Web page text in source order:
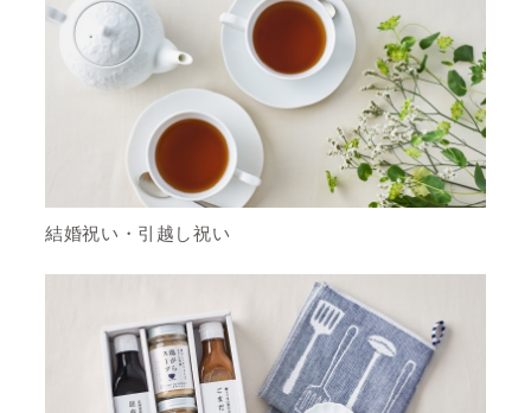
結婚祝い・引越し祝い